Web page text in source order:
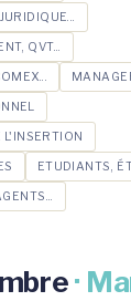
QVT...
ETUDIANTS,
·